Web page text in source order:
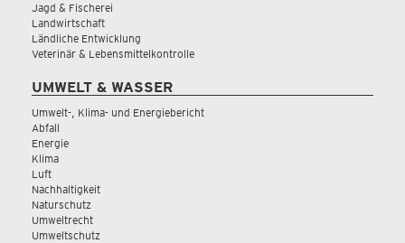
Jagd & Fischerei
Landwirtschaft
Ländliche Entwicklung
Veterinär & Lebensmittelkontrolle
UMWELT & WASSER
Umwelt-, Klima- und Energiebericht
Abfall
Energie
Klima
Luft
Nachhaltigkeit
Naturschutz
Umweltrecht
Umweltschutz